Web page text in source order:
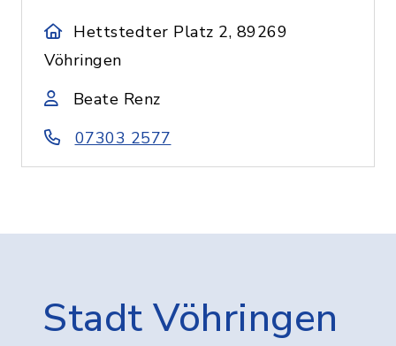
Hettstedter Platz 2, 89269
Vöhringen
Beate Renz
07303 2577
Stadt Vöhringen